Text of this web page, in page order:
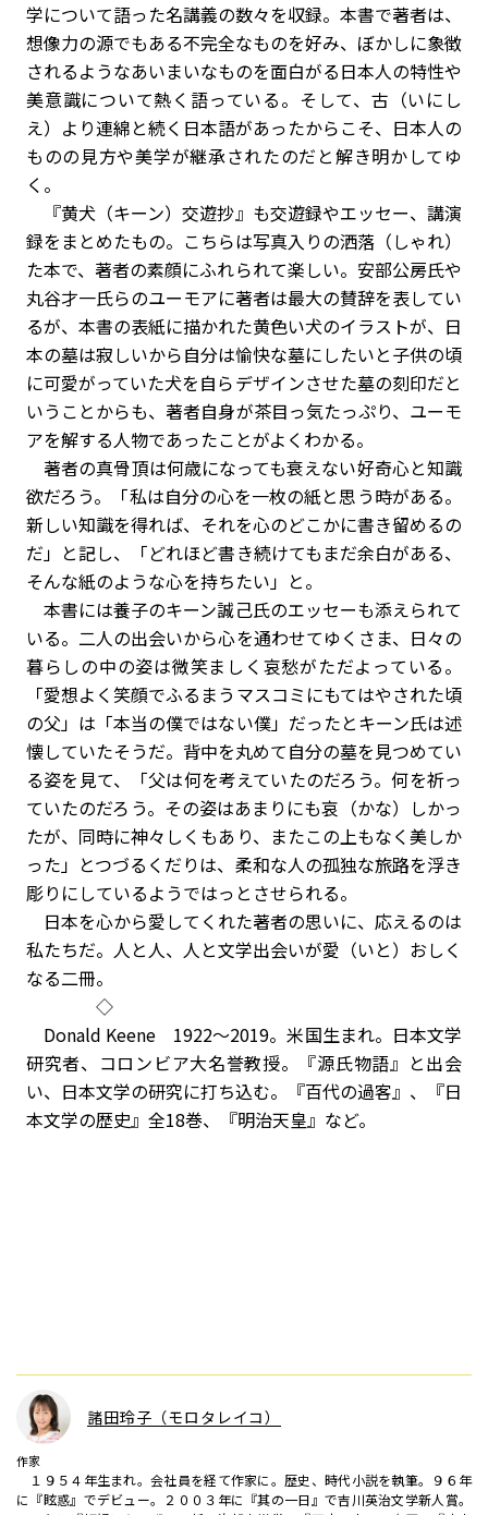
学について語った名講義の数々を収録。本書で著者は、
想像力の源でもある不完全なものを好み、ぼかしに象徴
されるようなあいまいなものを面白がる日本人の特性や
美意識について熱く語っている。そして、古（いにし
え）より連綿と続く日本語があったからこそ、日本人の
ものの見方や美学が継承されたのだと解き明かしてゆ
く。
『黄犬（キーン）交遊抄』も交遊録やエッセー、講演
録をまとめたもの。こちらは写真入りの洒落（しゃれ）
た本で、著者の素顔にふれられて楽しい。安部公房氏や
丸谷才一氏らのユーモアに著者は最大の賛辞を表してい
るが、本書の表紙に描かれた黄色い犬のイラストが、日
本の墓は寂しいから自分は愉快な墓にしたいと子供の頃
に可愛がっていた犬を自らデザインさせた墓の刻印だと
いうことからも、著者自身が茶目っ気たっぷり、ユーモ
アを解する人物であったことがよくわかる。
著者の真骨頂は何歳になっても衰えない好奇心と知識
欲だろう。「私は自分の心を一枚の紙と思う時がある。
新しい知識を得れば、それを心のどこかに書き留めるの
だ」と記し、「どれほど書き続けてもまだ余白がある、
そんな紙のような心を持ちたい」と。
本書には養子のキーン誠己氏のエッセーも添えられて
いる。二人の出会いから心を通わせてゆくさま、日々の
暮らしの中の姿は微笑ましく哀愁がただよっている。
「愛想よく笑顔でふるまうマスコミにもてはやされた頃
の父」は「本当の僕ではない僕」だったとキーン氏は述
懐していたそうだ。背中を丸めて自分の墓を見つめてい
る姿を見て、「父は何を考えていたのだろう。何を祈っ
ていたのだろう。その姿はあまりにも哀（かな）しかっ
たが、同時に神々しくもあり、またこの上もなく美しか
った」とつづるくだりは、柔和な人の孤独な旅路を浮き
彫りにしているようではっとさせられる。
日本を心から愛してくれた著者の思いに、応えるのは
私たちだ。人と人、人と文学――出会いが愛（いと）おしく
なる二冊。
◇
Donald Keene 1922～2019。米国生まれ。日本文学
研究者、コロンビア大名誉教授。『源氏物語』と出会
い、日本文学の研究に打ち込む。『百代の過客』、『日
本文学の歴史』全18巻、『明治天皇』など。
諸田玲子（モロタレイコ）
作家
１９５４年生まれ。会社員を経て作家に。歴史、時代小説を執筆。９６年
に『眩惑』でデビュー。２００３年に『其の一日』で吉川英治文学新人賞。